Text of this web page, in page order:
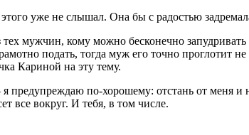
уже не слышал. Она бы с радостью
мужчин, кому можно бесконечно
подать, тогда муж его точно проглотит
Кариной на эту тему.
по-хорошему: отстань от меня
все вокруг. И тебя, в том числе.